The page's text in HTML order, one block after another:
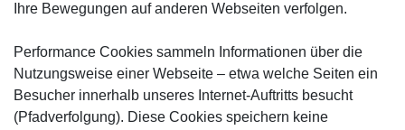
Ihre Bewegungen auf anderen Webseiten verfolgen.
Performance Cookies sammeln Informationen über die
Nutzungsweise einer Webseite – etwa welche Seiten ein
Besucher innerhalb unseres Internet-Auftritts besucht
(Pfadverfolgung). Diese Cookies speichern keine